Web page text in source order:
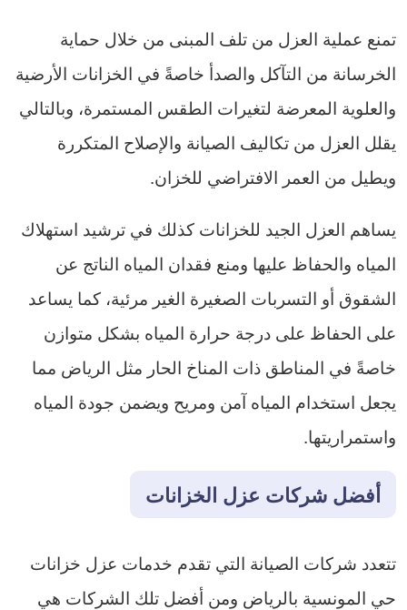
تمنع عملية العزل من تلف المبنى من خلال حماية
الخرسانة من التآكل والصدأ خاصةً في الخزانات الأرضية
والعلوية المعرضة لتغيرات الطقس المستمرة، وبالتالي
يقلل العزل من تكاليف الصيانة والإصلاح المتكررة
ويطيل من العمر الافتراضي للخزان.
يساهم العزل الجيد للخزانات كذلك في ترشيد استهلاك
المياه والحفاظ عليها ومنع فقدان المياه الناتج عن
الشقوق أو التسربات الصغيرة الغير مرئية، كما يساعد
على الحفاظ على درجة حرارة المياه بشكل متوازن
خاصةً في المناطق ذات المناخ الحار مثل الرياض مما
يجعل استخدام المياه آمن ومريح ويضمن جودة المياه
واستمراريتها.
أفضل شركات عزل الخزانات
تتعدد شركات الصيانة التي تقدم خدمات عزل خزانات
حي المونسية بالرياض ومن أفضل تلك الشركات هي